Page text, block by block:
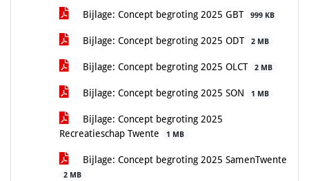
Bijlage: Concept begroting 2025 GBT 999 KB
Bijlage: Concept begroting 2025 ODT 2 MB
Bijlage: Concept begroting 2025 OLCT 2 MB
Bijlage: Concept begroting 2025 SON 1 MB
Bijlage: Concept begroting 2025
Recreatieschap Twente
1 MB
Bijlage: Concept begroting 2025 SamenTwente
2 MB